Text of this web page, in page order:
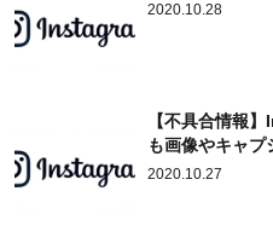
2020.10.28
【不具合情報
も画像やキャプ
2020.10.27